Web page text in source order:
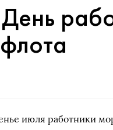
июля работники